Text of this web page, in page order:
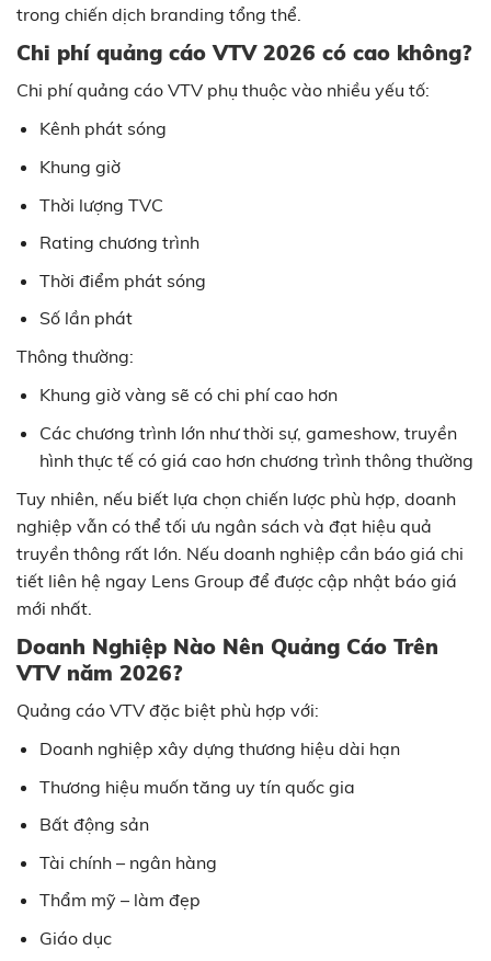
trong chiến dịch branding tổng thể.
Chi phí quảng cáo VTV 2026 có cao không?
Chi phí quảng cáo VTV phụ thuộc vào nhiều yếu tố:
Kênh phát sóng
Khung giờ
Thời lượng TVC
Rating chương trình
Thời điểm phát sóng
Số lần phát
Thông thường:
Khung giờ vàng sẽ có chi phí cao hơn
Các chương trình lớn như thời sự, gameshow, truyền
hình thực tế có giá cao hơn chương trình thông thường
Tuy nhiên, nếu biết lựa chọn chiến lược phù hợp, doanh
nghiệp vẫn có thể tối ưu ngân sách và đạt hiệu quả
truyền thông rất lớn. Nếu doanh nghiệp cần báo giá chi
tiết liên hệ ngay Lens Group để được cập nhật báo giá
mới nhất.
Doanh Nghiệp Nào Nên Quảng Cáo Trên
VTV năm 2026?
Quảng cáo VTV đặc biệt phù hợp với:
Doanh nghiệp xây dựng thương hiệu dài hạn
Thương hiệu muốn tăng uy tín quốc gia
Bất động sản
Tài chính – ngân hàng
Thẩm mỹ – làm đẹp
Giáo dục